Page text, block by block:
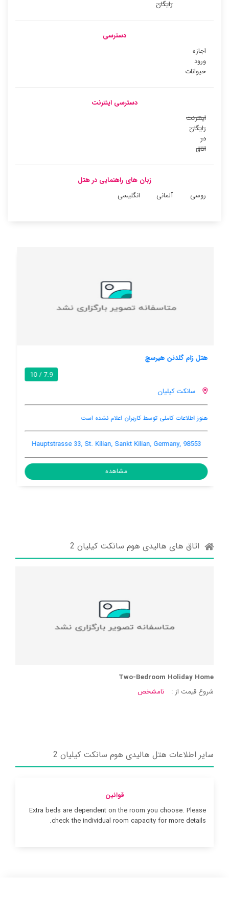
رایگان
دسترسی
اجازه
ورود
حیوانات
دسترسی اینترنت
اینترنت
رایگان
در
اتاق
زبان های راهنمایی در هتل
روسی
آلمانی انگلیسی
زار گرانن ارل
8.4 / 10
سانکت کیلیان
باغ رستوران ها بار
Hauptstrasse 21, St. Kilian, Sankt Kilian, Germany, 98553
مشاهده
اتاق های هالیدی هوم سانکت کیلیان 2
Two-Bedroom Holiday Home
شروع قیمت از :
نامشخص
سایر اطلاعات هتل هالیدی هوم سانکت کیلیان 2
قوانین
Extra beds are dependent on the room you choose. Please
check the individual room capacity for more details.